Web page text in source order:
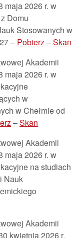
maja 2026 r. w
Domu
Stosowanych w
– Pobierz–Skan
Akademii
maja 2026 r. w
w
w Chełmie od
–Skan
Akademii
maja 2026 r. w
na studiach
Nauk
Akademii
kwietnia 2026 r.